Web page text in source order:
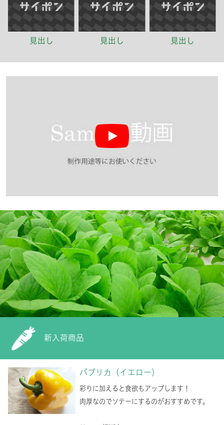
見出し 見出し 見出し
新入荷商品
パプリカ（イエロー）
彩りに加えると食欲もアップします！
肉厚なのでソテーにするのがおすすめです。